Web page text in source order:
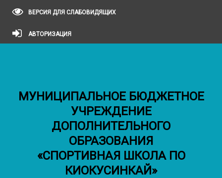
ВЕРСИЯ ДЛЯ СЛАБОВИДЯЩИХ
АВТОРИЗАЦИЯ
МУНИЦИПАЛЬНОЕ БЮДЖЕТНОЕ
УЧРЕЖДЕНИЕ
ДОПОЛНИТЕЛЬНОГО
ОБРАЗОВАНИЯ
«СПОРТИВНАЯ ШКОЛА ПО
КИОКУСИНКАЙ»